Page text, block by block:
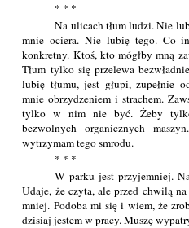
* * *
Na ulicach tłum ludzi. Nie
mnie ociera. Nie lubię tego. Co
konkretny. Ktoś, kto mógłby mną
Tłum tylko się przelewa
lubię tłumu, jest głupi, zupełnie
mnie obrzydzeniem i strachem.
tylko w nim nie być. Żeby
bezwolnych organicznych
wytrzymam tego smrodu.
* * *
W parku jest przyjemniej.
Udaje, że czyta, ale przed chwilą
mniej. Podoba mi się i wiem, że
dzisiaj jestem w pracy. Muszę